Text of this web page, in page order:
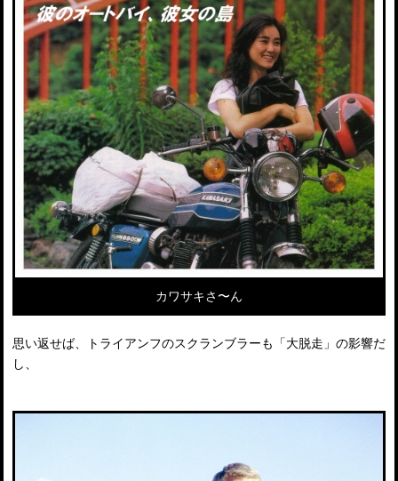
カワサキさ〜ん
思い返せば、トライアンフのスクランブラーも「大脱走」の影響だ
し、